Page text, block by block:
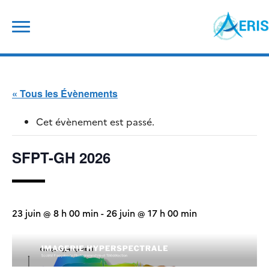
content
« Tous les Évènements
Cet évènement est passé.
SFPT-GH 2026
23 juin @ 8 h 00 min- 26 juin @ 17 h 00 min